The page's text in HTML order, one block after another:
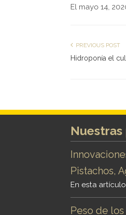
El mayo 14,
PREVIOUS POST
Hidroponía el
Pistachos,
En esta artículo
Peso de